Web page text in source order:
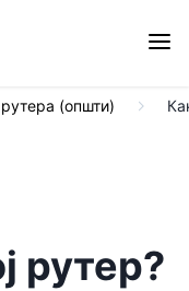
(општи)
рутер?